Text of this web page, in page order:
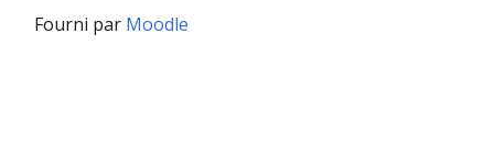
Fourni par Moodle